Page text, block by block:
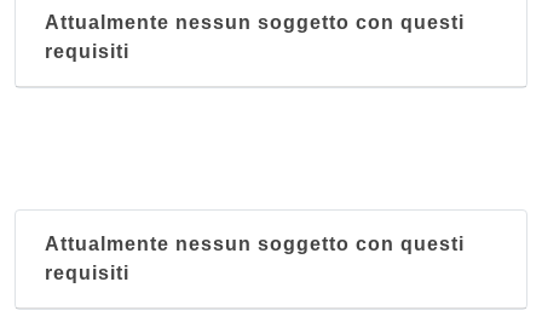
Attualmente nessun soggetto con questi
requisiti
Attualmente nessun soggetto con questi
requisiti